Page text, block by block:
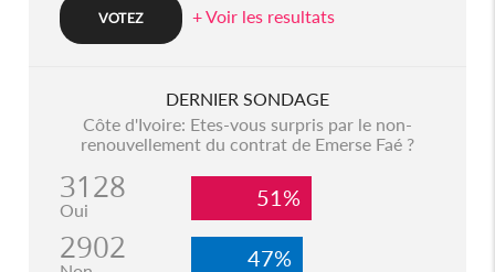
+ Voir les resultats
DERNIER SONDAGE
Côte d'Ivoire: Etes-vous surpris par le non-
renouvellement du contrat de Emerse Faé ?
3128
Oui 51%
2902 47%